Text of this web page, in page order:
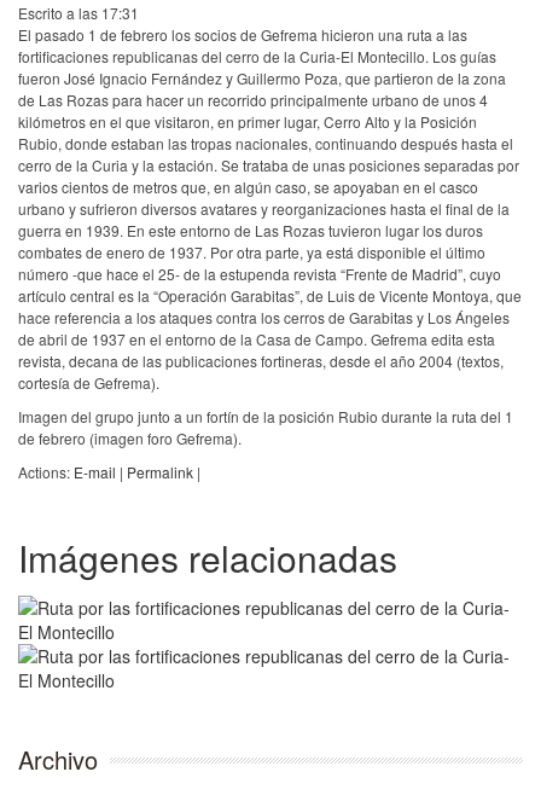
Escrito a las 17:31
El pasado 1 de febrero los socios de Gefrema hicieron una ruta a las
fortificaciones republicanas del cerro de la Curia-El Montecillo. Los guías
fueron José Ignacio Fernández y Guillermo Poza, que partieron de la zona
de Las Rozas para hacer un recorrido principalmente urbano de unos 4
kilómetros en el que visitaron, en primer lugar, Cerro Alto y la Posición
Rubio, donde estaban las tropas nacionales, continuando después hasta el
cerro de la Curia y la estación. Se trataba de unas posiciones separadas por
varios cientos de metros que, en algún caso, se apoyaban en el casco
urbano y sufrieron diversos avatares y reorganizaciones hasta el final de la
guerra en 1939. En este entorno de Las Rozas tuvieron lugar los duros
combates de enero de 1937. Por otra parte, ya está disponible el último
número -que hace el 25- de la estupenda revista “Frente de Madrid”, cuyo
artículo central es la “Operación Garabitas”, de Luis de Vicente Montoya, que
hace referencia a los ataques contra los cerros de Garabitas y Los Ángeles
de abril de 1937 en el entorno de la Casa de Campo. Gefrema edita esta
revista, decana de las publicaciones fortineras, desde el año 2004 (textos,
cortesía de Gefrema).
Imagen del grupo junto a un fortín de la posición Rubio durante la ruta del 1
de febrero (imagen foro Gefrema).
Actions: E-mail | Permalink |
Imágenes relacionadas
Archivo